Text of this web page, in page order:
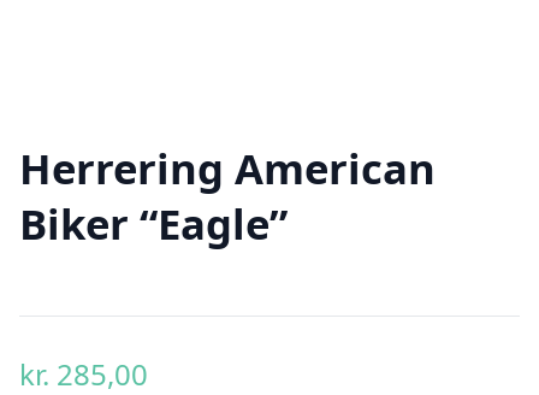
Herrering American
Biker “Eagle”
kr. 285,00